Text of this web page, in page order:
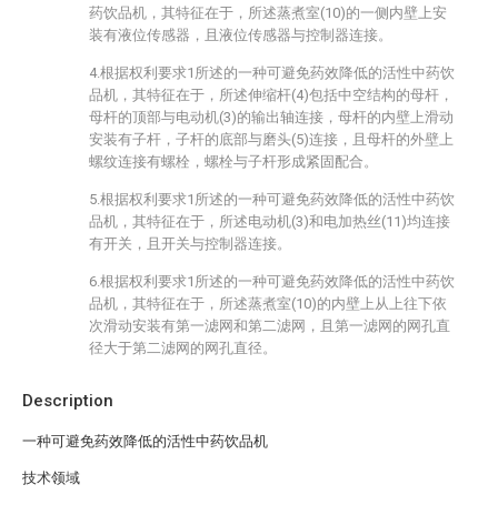
Description
一种可避免药效降低的活性中药饮品机
技术领域
药饮品机，其特征在于，所述蒸煮室(10)的一侧内壁上安
装有液位传感器，且液位传感器与控制器连接。
4.根据权利要求1所述的一种可避免药效降低的活性中药饮
品机，其特征在于，所述伸缩杆(4)包括中空结构的母杆，
母杆的顶部与电动机(3)的输出轴连接，母杆的内壁上滑动
安装有子杆，子杆的底部与磨头(5)连接，且母杆的外壁上
螺纹连接有螺栓，螺栓与子杆形成紧固配合。
5.根据权利要求1所述的一种可避免药效降低的活性中药饮
品机，其特征在于，所述电动机(3)和电加热丝(11)均连接
有开关，且开关与控制器连接。
6.根据权利要求1所述的一种可避免药效降低的活性中药饮
品机，其特征在于，所述蒸煮室(10)的内壁上从上往下依
次滑动安装有第一滤网和第二滤网，且第一滤网的网孔直
径大于第二滤网的网孔直径。